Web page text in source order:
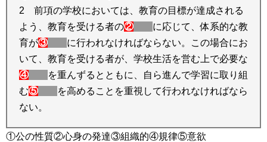
2 前項の学校においては、教育の目標が達成される
よう、教育を受ける者の②
に応じて、体系的な教
育が③
に行われなければならない。この場合にお
いて、教育を受ける者が、学校生活を営む上で必要な
④
を重んずるとともに、自ら進んで学習に取り組
む⑤
を高めることを重視して行われなければなら
ない。
①公の性質②心身の発達③組織的④規律⑤意欲